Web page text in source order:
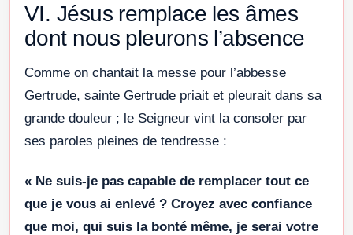
VI. Jésus remplace les âmes
dont nous pleurons l’absence
Comme on chantait la messe pour l’abbesse
Gertrude, sainte Gertrude priait et pleurait dans sa
grande douleur ; le Seigneur vint la consoler par
ses paroles pleines de tendresse :
« Ne suis-je pas capable de remplacer tout ce
que je vous ai enlevé ? Croyez avec confiance
que moi, qui suis la bonté même, je serai votre